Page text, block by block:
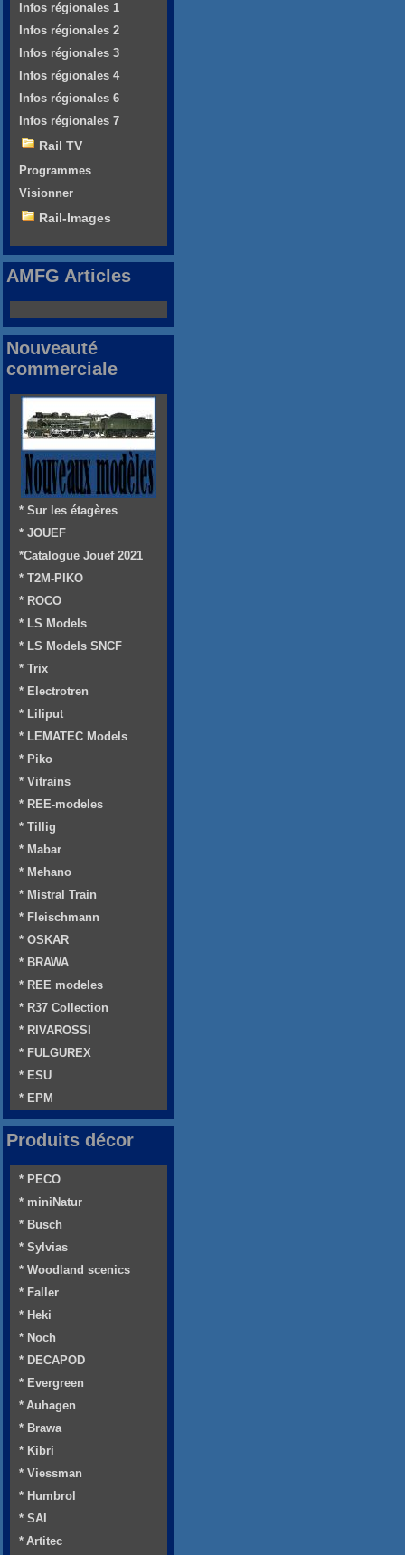
Infos régionales 1
Infos régionales 2
Infos régionales 3
Infos régionales 4
Infos régionales 6
Infos régionales 7
Rail TV
Programmes
Visionner
Rail-Images
AMFG Articles
Nouveauté
commerciale
* Sur les étagères
* JOUEF
*Catalogue Jouef 2021
* T2M-PIKO
* ROCO
* LS Models
* LS Models SNCF
* Trix
* Electrotren
* Liliput
* LEMATEC Models
* Piko
* Vitrains
* REE-modeles
* Tillig
* Mabar
* Mehano
* Mistral Train
* Fleischmann
* OSKAR
* BRAWA
* REE modeles
* R37 Collection
* RIVAROSSI
* FULGUREX
* ESU
* EPM
Produits décor
* PECO
* miniNatur
* Busch
* Sylvias
* Woodland scenics
* Faller
* Heki
* Noch
* DECAPOD
* Evergreen
* Auhagen
* Brawa
* Kibri
* Viessman
* Humbrol
* SAI
* Artitec